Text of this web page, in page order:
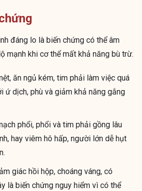
đáng lo là biến chứng có thể âm
mạnh khi cơ thể mất khả năng bù trừ.
ăn ngủ kém, tim phải làm việc quá
ứ dịch, phù và giảm khả năng gắng
phổi, phổi và tim phải gồng lâu
hay viêm hô hấp, người lớn dễ hụt
giác hồi hộp, choáng váng, có
là biến chứng nguy hiểm vì có thể